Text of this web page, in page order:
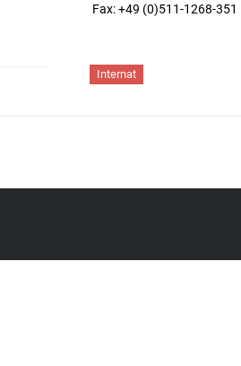
Fax: +49 (0)511-1268-351
Internat